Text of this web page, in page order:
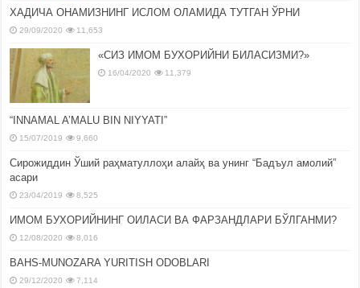
ХАДИЧА ОНАМИЗНИНГ ИСЛОМ ОЛАМИДА ТУТГАН ЎРНИ
29/09/2020 11,653
«СИЗ ИМОМ БУХОРИЙНИ БИЛАСИЗМИ?»
16/04/2020 11,379
“INNAMAL A’MALU BIN NIYYATI”
15/07/2019 9,660
Сирожиддин Ўший раҳматуллоҳи алайҳ ва унинг “Бадъул амолий”
асари
23/04/2019 8,525
ИМОМ БУХОРИЙНИНГ ОИЛАСИ ВА ФАРЗАНДЛАРИ БЎЛГАНМИ?
12/08/2020 8,016
BAHS-MUNOZARA YURITISH ODOBLARI
29/12/2020 7,114